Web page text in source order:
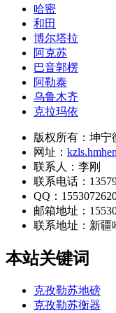
哈密
和田
博尔塔拉
阿克苏
巴音郭楞
阿勒泰
乌鲁木齐
克拉玛依
版权所有：坤宁
网址：
联系人：李刚
联系电话：
QQ：
邮箱地址：
联系地址： 新疆
本站关键词
克孜勒苏地磅
克孜勒苏衡器